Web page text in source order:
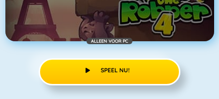
ALLEEN VOOR PC
SPEEL NU!